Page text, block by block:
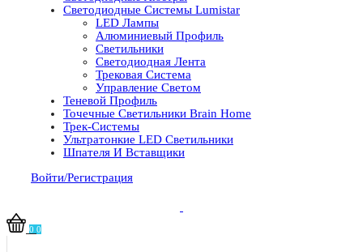
Светодиодные Системы Lumistar
LED Лампы
Алюминиевый Профиль
Светильники
Светодиодная Лента
Трековая Система
Управление Светом
Теневой Профиль
Точечные Светильники Brain Home
Трек-Системы
Ультратонкие LED Светильники
Шпателя И Вставщики
Войти/Регистрация
0 0